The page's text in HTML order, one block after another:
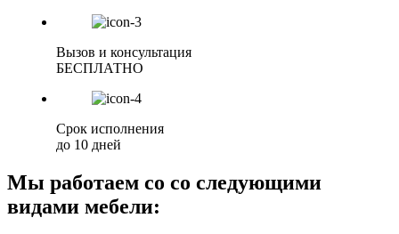
Вызов и консультация
БЕСПЛАТНО
Срок исполнения
до 10 дней
Мы работаем со со следующими
видами мебели: